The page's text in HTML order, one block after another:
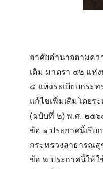
อาศัยอํานาจตามค
เติม มาตรา ๔๒ แห่
๔ แห่งระเบียบกระ
แก้ไขเพิ่มเติมโดยร
(ฉบับที่ ๒) พ.ศ. ๒๕๖
ข้อ ๑ ประกาศนี้เรีย
กระทรวงสาธารณ
ข้อ ๒ ประกาศนี้ให้ใ